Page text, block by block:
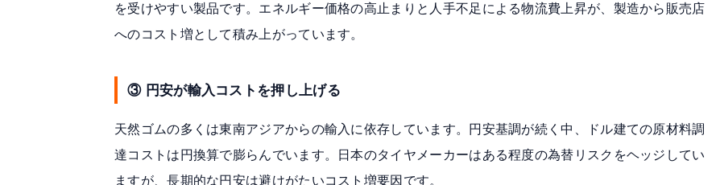
を受けやすい製品です。エネルギー価格の高止まりと人手不足による物流費上昇が、製造から販売店
へのコスト増として積み上がっています。
③ 円安が輸入コストを押し上げる
天然ゴムの多くは東南アジアからの輸入に依存しています。円安基調が続く中、ドル建ての原材料調
達コストは円換算で膨らんでいます。日本のタイヤメーカーはある程度の為替リスクをヘッジしてい
ますが、長期的な円安は避けがたいコスト増要因です。